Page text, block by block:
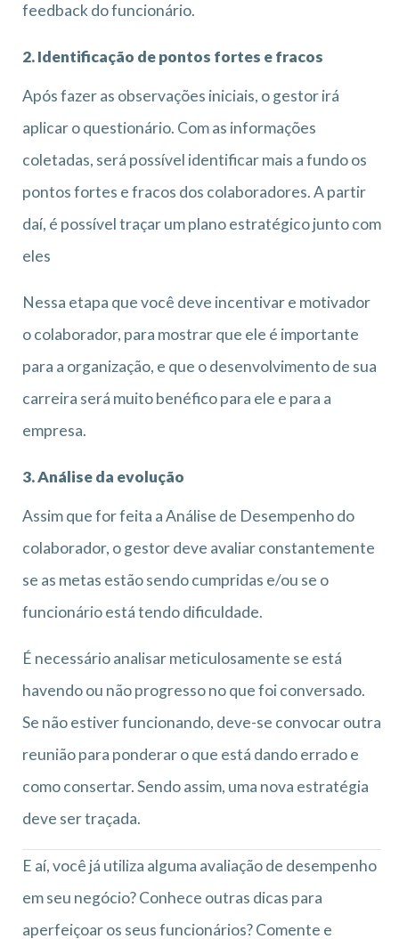
feedback do funcionário.
2. Identificação de pontos fortes e fracos
Após fazer as observações iniciais, o gestor irá
aplicar o questionário. Com as informações
coletadas, será possível identificar mais a fundo os
pontos fortes e fracos dos colaboradores. A partir
daí, é possível traçar um plano estratégico junto com
eles
Nessa etapa que você deve incentivar e motivador
o colaborador, para mostrar que ele é importante
para a organização, e que o desenvolvimento de sua
carreira será muito benéfico para ele e para a
empresa.
3. Análise da evolução
Assim que for feita a Análise de Desempenho do
colaborador, o gestor deve avaliar constantemente
se as metas estão sendo cumpridas e/ou se o
funcionário está tendo dificuldade.
É necessário analisar meticulosamente se está
havendo ou não progresso no que foi conversado.
Se não estiver funcionando, deve-se convocar outra
reunião para ponderar o que está dando errado e
como consertar. Sendo assim, uma nova estratégia
deve ser traçada.
E aí, você já utiliza alguma avaliação de desempenho
em seu negócio? Conhece outras dicas para
aperfeiçoar os seus funcionários? Comente e